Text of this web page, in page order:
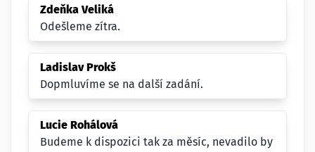
Zdeňka Veliká
Odešleme zítra.
Ladislav Prokš
Dopmluvíme se na další zadání.
Lucie Rohálová
Budeme k dispozici tak za měsíc, nevadilo by